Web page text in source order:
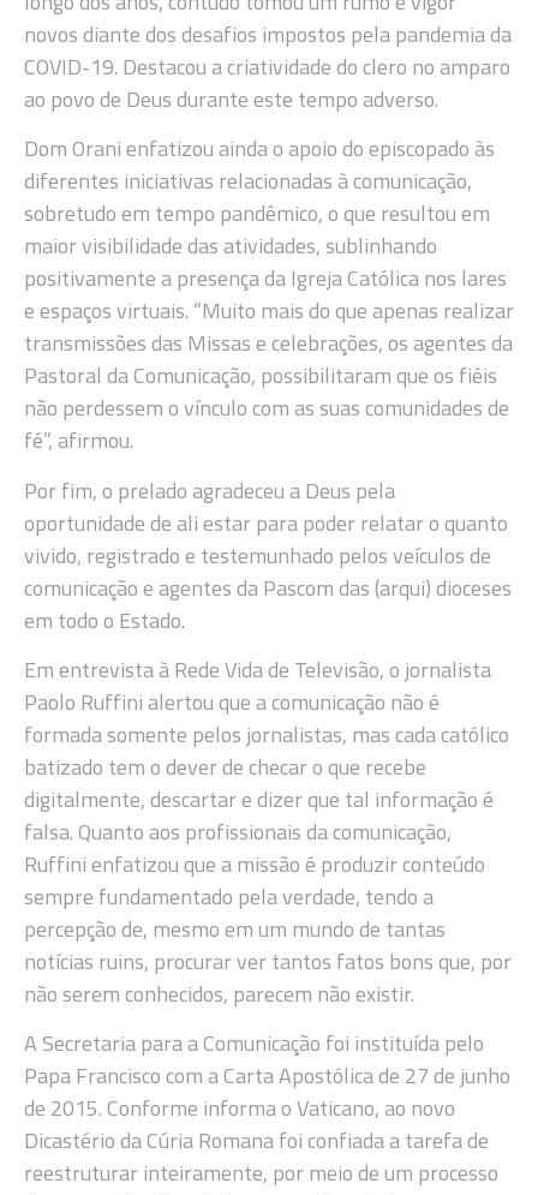
novos diante dos desafios impostos pela pandemia da
COVID-19. Destacou a criatividade do clero no amparo
ao povo de Deus durante este tempo adverso.
Dom Orani enfatizou ainda o apoio do episcopado às
diferentes iniciativas relacionadas à comunicação,
sobretudo em tempo pandêmico, o que resultou em
maior visibilidade das atividades, sublinhando
positivamente a presença da Igreja Católica nos lares
e espaços virtuais. “Muito mais do que apenas realizar
transmissões das Missas e celebrações, os agentes da
Pastoral da Comunicação, possibilitaram que os fiéis
não perdessem o vínculo com as suas comunidades de
fé”, afirmou.
Por fim, o prelado agradeceu a Deus pela
oportunidade de ali estar para poder relatar o quanto
vivido, registrado e testemunhado pelos veículos de
comunicação e agentes da Pascom das (arqui) dioceses
em todo o Estado.
Em entrevista à Rede Vida de Televisão, o jornalista
Paolo Ruffini alertou que a comunicação não é
formada somente pelos jornalistas, mas cada católico
batizado tem o dever de checar o que recebe
digitalmente, descartar e dizer que tal informação é
falsa. Quanto aos profissionais da comunicação,
Ruffini enfatizou que a missão é produzir conteúdo
sempre fundamentado pela verdade, tendo a
percepção de, mesmo em um mundo de tantas
notícias ruins, procurar ver tantos fatos bons que, por
não serem conhecidos, parecem não existir.
A Secretaria para a Comunicação foi instituída pelo
Papa Francisco com a Carta Apostólica de 27 de junho
de 2015. Conforme informa o Vaticano, ao novo
Dicastério da Cúria Romana foi confiada a tarefa de
reestruturar inteiramente, por meio de um processo